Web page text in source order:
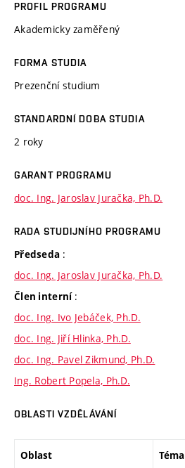
PROFIL PROGRAMU
Akademicky zaměřený
FORMA STUDIA
Prezenční studium
STANDARDNÍ DOBA STUDIA
2 roky
GARANT PROGRAMU
doc. Ing. Jaroslav Juračka, Ph.D.
RADA STUDIJNÍHO PROGRAMU
Předseda :
doc. Ing. Jaroslav Juračka, Ph.D.
Člen interní :
doc. Ing. Ivo Jebáček, Ph.D.
doc. Ing. Jiří Hlinka, Ph.D.
doc. Ing. Pavel Zikmund, Ph.D.
Ing. Robert Popela, Ph.D.
OBLASTI VZDĚLÁVÁNÍ
Oblast Téma